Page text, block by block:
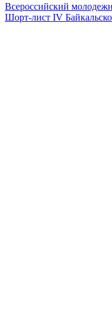
Всероссийский
Шорт-лист IV